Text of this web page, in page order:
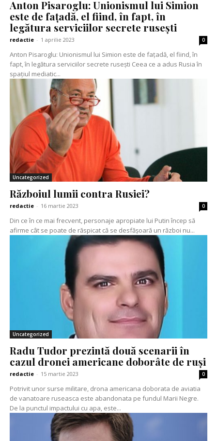
Anton Pisaroglu: Unionismul lui Simion
este de fațadă, el fiind, în fapt, în
legătura serviciilor secrete rusești
redactie - 1 aprilie 2023 0
Anton Pisaroglu: Unionismul lui Simion este de fațadă, el fiind, în
fapt, în legătura serviciilor secrete rusești Ceea ce a adus Rusia în
spațiul mediatic...
Uncategorized
Războiul lumii contra Rusiei?
redactie - 16 martie 2023 0
Din ce în ce mai frecvent, personaje apropiate lui Putin încep să
afirme cât se poate de răspicat că se desfășoară un război nu...
Uncategorized
Radu Tudor prezintă două scenarii în
cazul dronei americane doborâte de ruși
redactie - 15 martie 2023 0
Potrivit unor surse militare, drona americana doborata de aviatia
de vanatoare ruseasca este abandonata pe fundul Marii Negre.
De la punctul impactului cu apa, este...